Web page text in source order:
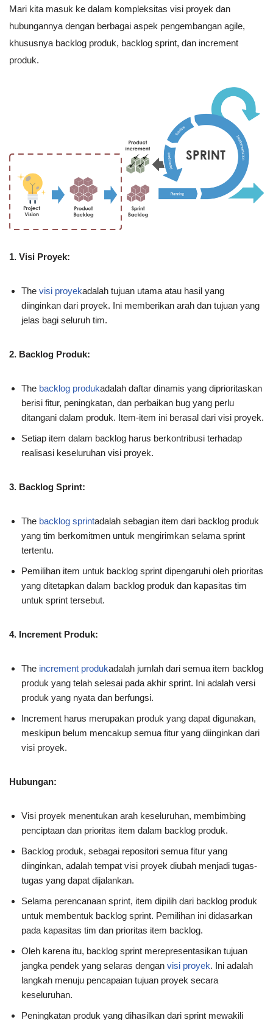
Mari kita masuk ke dalam kompleksitas visi proyek dan
hubungannya dengan berbagai aspek pengembangan agile,
khususnya backlog produk, backlog sprint, dan increment
produk.
1. Visi Proyek:
The visi proyekadalah tujuan utama atau hasil yang
diinginkan dari proyek. Ini memberikan arah dan tujuan yang
jelas bagi seluruh tim.
2. Backlog Produk:
The backlog produkadalah daftar dinamis yang diprioritaskan
berisi fitur, peningkatan, dan perbaikan bug yang perlu
ditangani dalam produk. Item-item ini berasal dari visi proyek.
Setiap item dalam backlog harus berkontribusi terhadap
realisasi keseluruhan visi proyek.
3. Backlog Sprint:
The backlog sprintadalah sebagian item dari backlog produk
yang tim berkomitmen untuk mengirimkan selama sprint
tertentu.
Pemilihan item untuk backlog sprint dipengaruhi oleh prioritas
yang ditetapkan dalam backlog produk dan kapasitas tim
untuk sprint tersebut.
4. Increment Produk:
The increment produkadalah jumlah dari semua item backlog
produk yang telah selesai pada akhir sprint. Ini adalah versi
produk yang nyata dan berfungsi.
Increment harus merupakan produk yang dapat digunakan,
meskipun belum mencakup semua fitur yang diinginkan dari
visi proyek.
Hubungan:
Visi proyek menentukan arah keseluruhan, membimbing
penciptaan dan prioritas item dalam backlog produk.
Backlog produk, sebagai repositori semua fitur yang
diinginkan, adalah tempat visi proyek diubah menjadi tugas-
tugas yang dapat dijalankan.
Selama perencanaan sprint, item dipilih dari backlog produk
untuk membentuk backlog sprint. Pemilihan ini didasarkan
pada kapasitas tim dan prioritas item backlog.
Oleh karena itu, backlog sprint merepresentasikan tujuan
jangka pendek yang selaras dengan visi proyek. Ini adalah
langkah menuju pencapaian tujuan proyek secara
keseluruhan.
Peningkatan produk yang dihasilkan dari sprint mewakili